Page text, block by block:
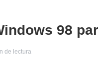
98
de lectura